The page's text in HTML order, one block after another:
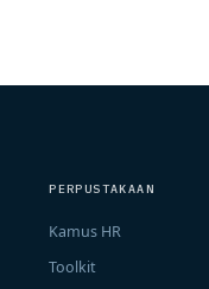
PERPUSTAKAAN
Kamus HR
Toolkit